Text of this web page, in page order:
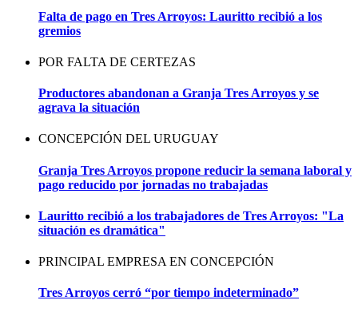
Falta de pago en Tres Arroyos: Lauritto recibió a los
gremios
POR FALTA DE CERTEZAS
Productores abandonan a Granja Tres Arroyos y se
agrava la situación
CONCEPCIÓN DEL URUGUAY
Granja Tres Arroyos propone reducir la semana laboral y
pago reducido por jornadas no trabajadas
Lauritto recibió a los trabajadores de Tres Arroyos: "La
situación es dramática"
PRINCIPAL EMPRESA EN CONCEPCIÓN
Tres Arroyos cerró “por tiempo indeterminado”